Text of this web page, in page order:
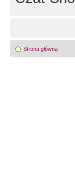
Strona główna